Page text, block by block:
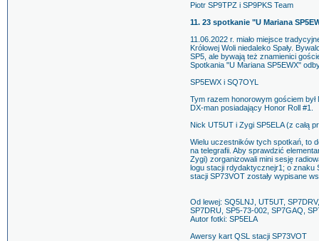
Piotr SP9TPZ i SP9PKS Team
11. 23 spotkanie "U Mariana
11.06.2022 r. miało miejsce
Królowej Woli niedaleko Spały.
SP5, ale bywają też znamienici
Spotkania "U Mariana SP5EWX"
SP5EWX i SQ7OYL
Tym razem honorowym gościem
DX-man posiadający Honor Roll #1.
Nick UT5UT i Zygi SP5ELA (z całą
Wielu uczestników tych spotkań, to
na telegrafii. Aby sprawdzić
Zygi) zorganizowali mini sesję
logu stacji rdydaktycznejr1; o znaku
stacji SP73VOT zostały wypisane
Od lewej: SQ5LNJ, UT5UT,
SP7DRU, SP5-73-002, SP7GAQ,
Autor fotki: SP5ELA
Awersy kart QSL stacji SP73VOT